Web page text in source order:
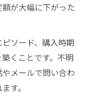
が大幅に下がった
ソード、購入時期
くことです。不明
メールで問い合わ
す。